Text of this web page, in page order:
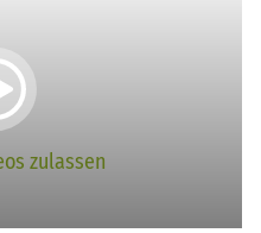
zulassen